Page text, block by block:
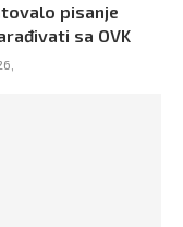
pisanje
sa OVK